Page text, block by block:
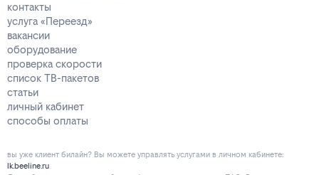
контакты
услуга «Переезд»
вакансии
оборудование
проверка скорости
список ТВ-пакетов
статьи
личный кабинет
способы оплаты
вы уже клиент билайн? Вы можете управлять услугами в личнoм кaбинeтe:
lk.beeline.ru